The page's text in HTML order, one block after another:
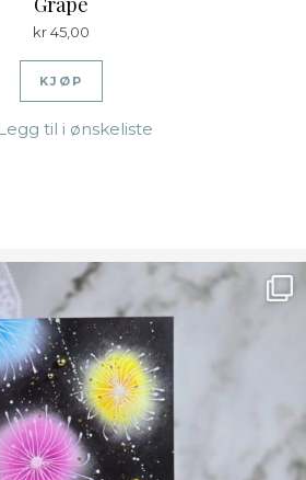
kr45,00
KJØP
Legg til i ønskeliste